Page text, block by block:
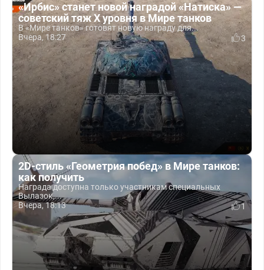
«Ирбис» станет новой наградой «Натиска» —
советский тяж X уровня в Мире танков
В «Мире танков» готовят новую награду для...
Вчера, 18:27
3
2D-стиль «Геометрия побед» в Мире танков:
как получить
Награда доступна только участникам специальных
Вылазок,...
Вчера, 18:13
1